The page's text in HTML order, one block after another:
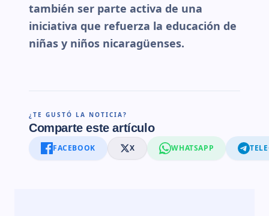
también ser parte activa de una
iniciativa que refuerza la educación de
niñas y niños nicaragüenses.
¿TE GUSTÓ LA NOTICIA?
Comparte este artículo
FACEBOOK X WHATSAPP